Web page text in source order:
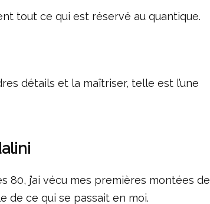
tout ce qui est réservé au quantique.
détails et la maîtriser, telle est l’une
80, j’ai vécu mes premières montées de
de ce qui se passait en moi.